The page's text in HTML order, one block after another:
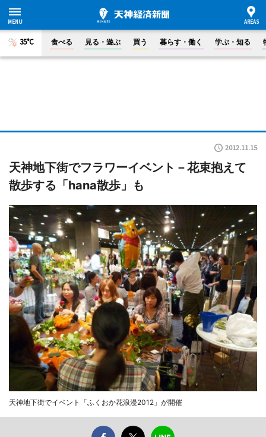
35°C 食べる 見る・遊ぶ 買う 暮らす・働く 学ぶ・知る
2012.11.15
天神地下街でフラワーイベント－花束抱えて
散歩する「hana散歩」も
天神地下街でイベント「ふくおか花浪漫2012」が開催